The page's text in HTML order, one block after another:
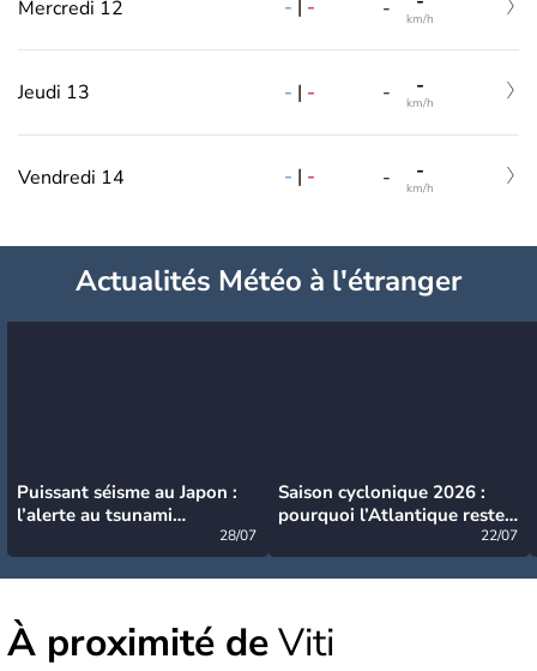
Mercredi 12 - | - - km/h
Jeudi 13 - | - - -
km/h
Vendredi 14 - | - - -
km/h
Actualités Météo à l'étranger
Puissant séisme au Japon :
l’alerte au tsunami
28/07
Saison cyclonique 2026 :
pourquoi l’Atlantique reste
22/07
À proximité deViti